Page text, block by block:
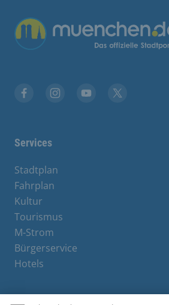
Übergreifende Links
Services
Stadtplan
Fahrplan
Kultur
Tourismus
M-Strom
Bürgerservice
Hotels